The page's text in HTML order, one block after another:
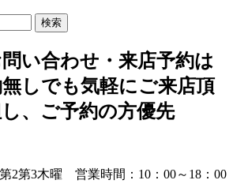
い合わせ・ 来店予約は
しでも気軽にご来店頂
、ご予約の方優先
2第3木曜 営業時間：10：00～18：00